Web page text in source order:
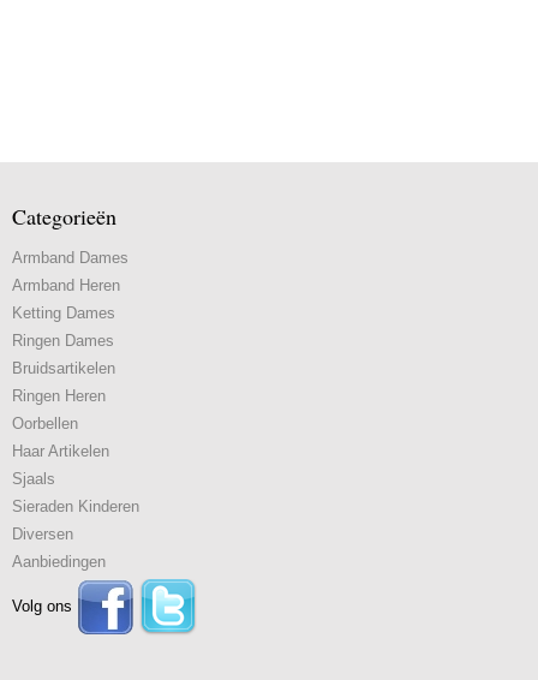
Categorieën
Armband Dames
Armband Heren
Ketting Dames
Ringen Dames
Bruidsartikelen
Ringen Heren
Oorbellen
Haar Artikelen
Sjaals
Sieraden Kinderen
Diversen
Aanbiedingen
Volg ons